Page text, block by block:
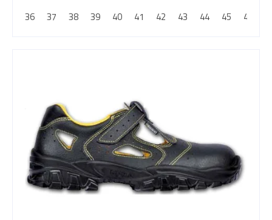
36
37 38 39 40 41 42 43 44 45 46